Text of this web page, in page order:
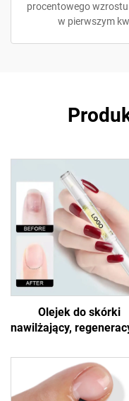
procentowego
w pierwszym
Olejek do skórki
nawilżający,